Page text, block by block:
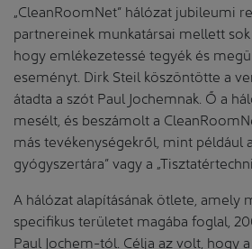
„CleanRoomNet” hálózat jubileumi
partnereinek munkatársai mellett
hogy emlékezetessé tegyék és
eseményt. Dirk Steil köszöntötte a
átadta a szót Paul Jochemnak. Ő a
mesélt, és beszámolt a
más tevékenységekről, mint például
gyógyszertára” vagy a
A hálózat alapításának ötlete, amely
specifikus területet magába foglal,
Paul Jochem-tól. Célja az volt, hogy